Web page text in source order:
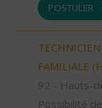
POSTULER
FAMILIALE
92 - Hauts-
Possibilité